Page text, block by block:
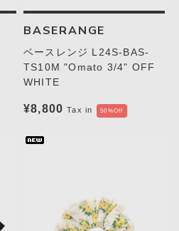
BASERANGE
ベースレンジ L24S-BAS-
TS10M "Omato 3/4" OFF
WHITE
¥8,800 Tax in 50%Off